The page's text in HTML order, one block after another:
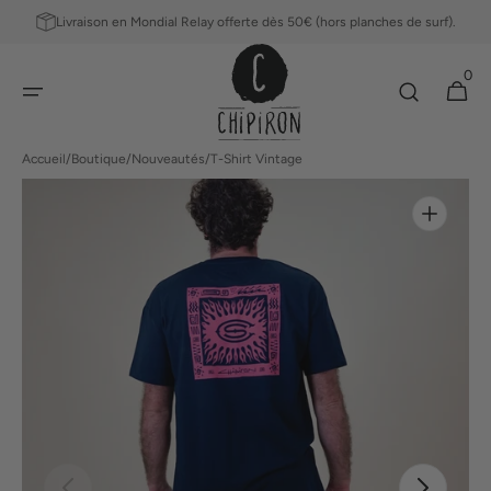
PASSERLivraison en Mondial Relay offerte dès 50€ (hors planches de surf).
Panier
0
0 article
Accueil/Boutique/Nouveautés/T-Shirt Vintage